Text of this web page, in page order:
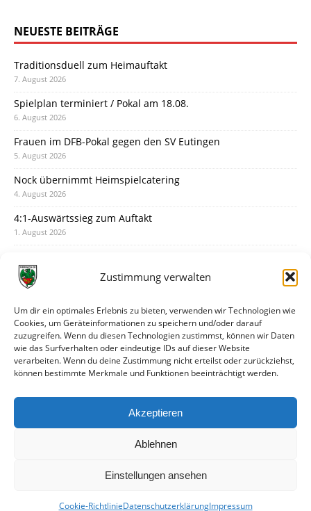
Zustimmung verwalten
Um dir ein optimales Erlebnis zu bieten, verwenden wir Technologien wie
Cookies, um Geräteinformationen zu speichern und/oder darauf
zuzugreifen. Wenn du diesen Technologien zustimmst, können wir Daten
wie das Surfverhalten oder eindeutige IDs auf dieser Website
verarbeiten. Wenn du deine Zustimmung nicht erteilst oder zurückziehst,
können bestimmte Merkmale und Funktionen beeinträchtigt werden.
Akzeptieren
Ablehnen
Einstellungen ansehen
Cookie-RichtlinieDatenschutzerklärungImpressum
NEUESTE BEITRÄGE
Traditionsduell zum Heimauftakt
7. August 2026
Spielplan terminiert / Pokal am 18.08.
6. August 2026
Frauen im DFB-Pokal gegen den SV Eutingen
5. August 2026
Nock übernimmt Heimspielcatering
4. August 2026
4:1-Auswärtssieg zum Auftakt
1. August 2026
31. Juli 2026
30. Juli 2026
Deine Spielminute: 89+1
28. Juli 2026
Neuer Rückensponsor
Neue Podcast-Folge: So tickt Björn!
27. Juli 2026